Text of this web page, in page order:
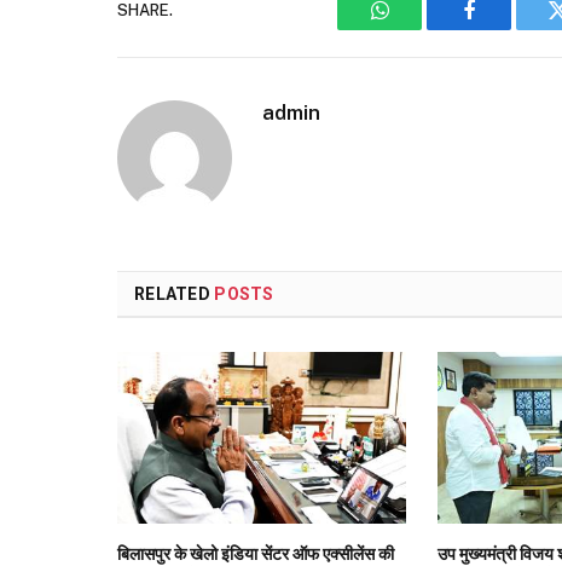
SHARE.
WhatsAppFacebook
admin
RELATED POSTS
बिलासपुर के खेलो इंडिया सेंटर ऑफ एक्सीलेंस की
उप मुख्यमंत्री विजय